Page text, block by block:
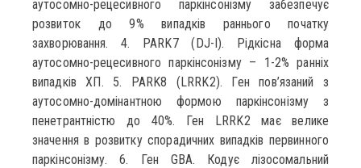
аутосомно-рецесивного паркінсонізму забезпечує
розвиток до 9% випадків раннього початку
захворювання. 4. PARK7 (DJ-I). Рідкісна форма
аутосомно-рецесивного паркінсонізму – 1-2% ранніх
випадків ХП. 5. PARK8 (LRRK2). Ген пов’язаний з
аутосомно-домінантною формою паркінсонізму з
пенетрантністю до 40%. Ген LRRK2 має велике
значення в розвитку спорадичних випадків первинного
паркінсонізму. 6. Ген GBA. Кодує лізосомальний